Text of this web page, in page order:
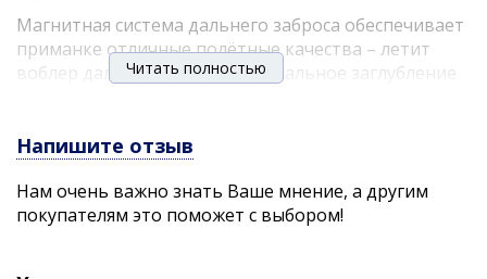
Магнитная система дальнего заброса обеспечивает
приманке отличные полётные качества – летит
воблер далеко и точно. Минимальное заглубление
время года. И, что не менее важно, работать
воблер будет даже на самой сильной струе.
При разработке мы учли и размер рыбы, которую
будут ловить на новый воблер. Надёжные тройники
Читать полностью
Напишите отзыв
Нам очень важно знать Ваше мнение, а другим
покупателям это поможет с выбором!